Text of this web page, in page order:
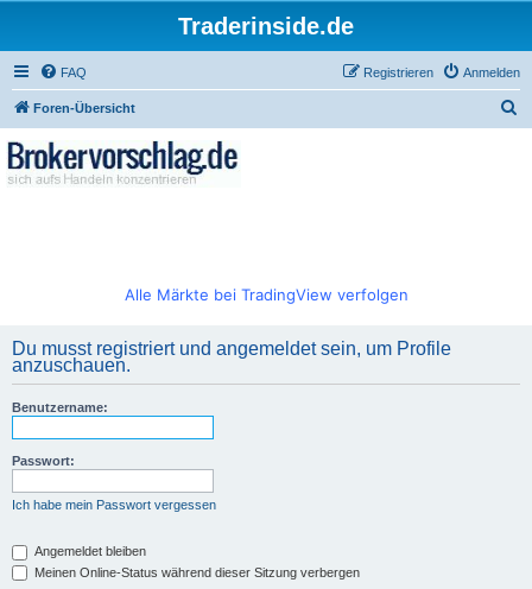
Traderinside.de
FAQ Anmelden
Registrieren
Foren-Übersicht
Alle Märkte bei TradingView verfolgen
Du musst registriert und angemeldet sein, um Profile
anzuschauen.
Benutzername:
Passwort:
Ich habe mein Passwort vergessen
Angemeldet bleiben
Meinen Online-Status während dieser Sitzung verbergen